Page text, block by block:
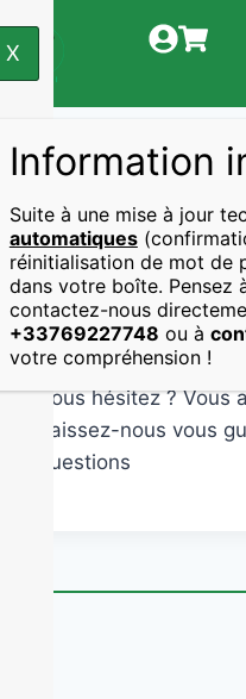
X
QCM
1/ Vous
infusion
Vous hésitez ? Vous
Laissez-nous vous
questions
Information
Suite à une mise à jour
automatiques
réinitialisation de mot de
dans votre boîte. Pensez
contactez-nous
+33769227748 ou à
votre compréhension !